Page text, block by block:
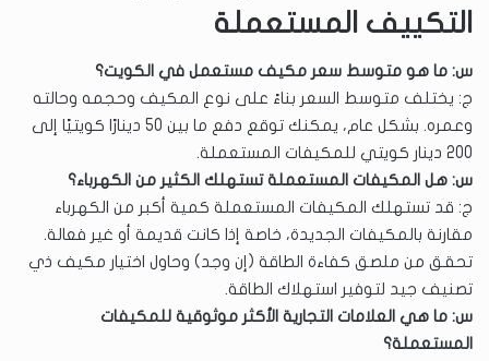
التكييف المستعملة
س: ما هو متوسط ​​سعر مكيف مستعمل في الكويت؟
ج: يختلف متوسط ​​السعر بناءً على نوع المكيف وحجمه وحالته
وعمره. بشكل عام، يمكنك توقع دفع ما بين 50 دينارًا كويتيًا إلى
200 دينار كويتي للمكيفات المستعملة.
س: هل المكيفات المستعملة تستهلك الكثير من الكهرباء؟
ج: قد تستهلك المكيفات المستعملة كمية أكبر من الكهرباء
مقارنة بالمكيفات الجديدة، خاصة إذا كانت قديمة أو غير فعالة.
تحقق من ملصق كفاءة الطاقة (إن وجد) وحاول اختيار مكيف ذي
تصنيف جيد لتوفير استهلاك الطاقة.
س: ما هي العلامات التجارية الأكثر موثوقية للمكيفات
المستعملة؟